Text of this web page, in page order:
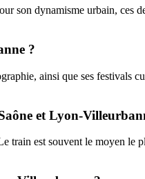
son dynamisme urbain, ces
?
ainsi que ses festivals
et Lyon-
est souvent le moyen le